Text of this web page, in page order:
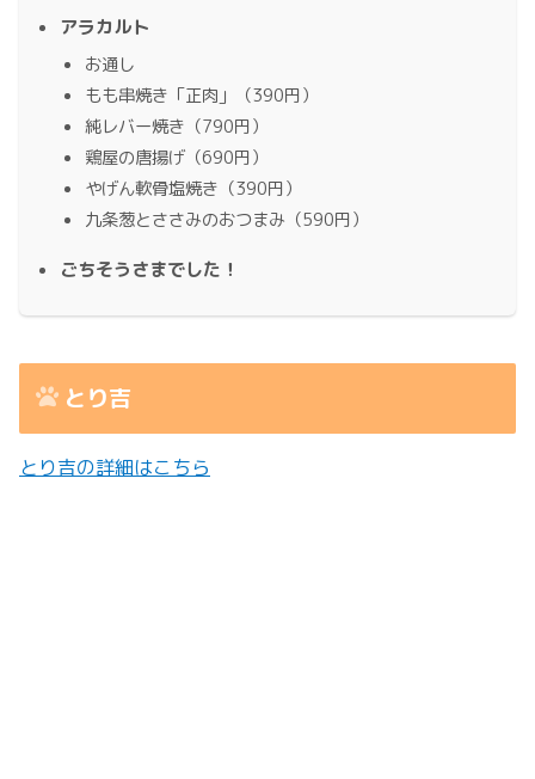
アラカルト
お通し
もも串焼き「正肉」（390円）
純レバー焼き（790円）
鶏屋の唐揚げ（690円）
やげん軟骨塩焼き（390円）
九条葱とささみのおつまみ（590円）
ごちそうさまでした！
とり吉
とり吉の詳細はこちら